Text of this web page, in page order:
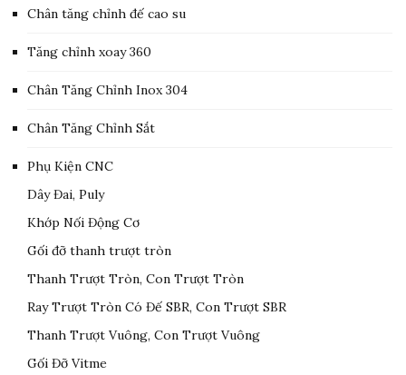
Chân tăng chỉnh đế cao su
Tăng chỉnh xoay 360
Chân Tăng Chỉnh Inox 304
Chân Tăng Chỉnh Sắt
Phụ Kiện CNC
Dây Đai, Puly
Khớp Nối Động Cơ
Gối đỡ thanh trượt tròn
Thanh Trượt Tròn, Con Trượt Tròn
Ray Trượt Tròn Có Đế SBR, Con Trượt SBR
Thanh Trượt Vuông, Con Trượt Vuông
Gối Đỡ Vitme